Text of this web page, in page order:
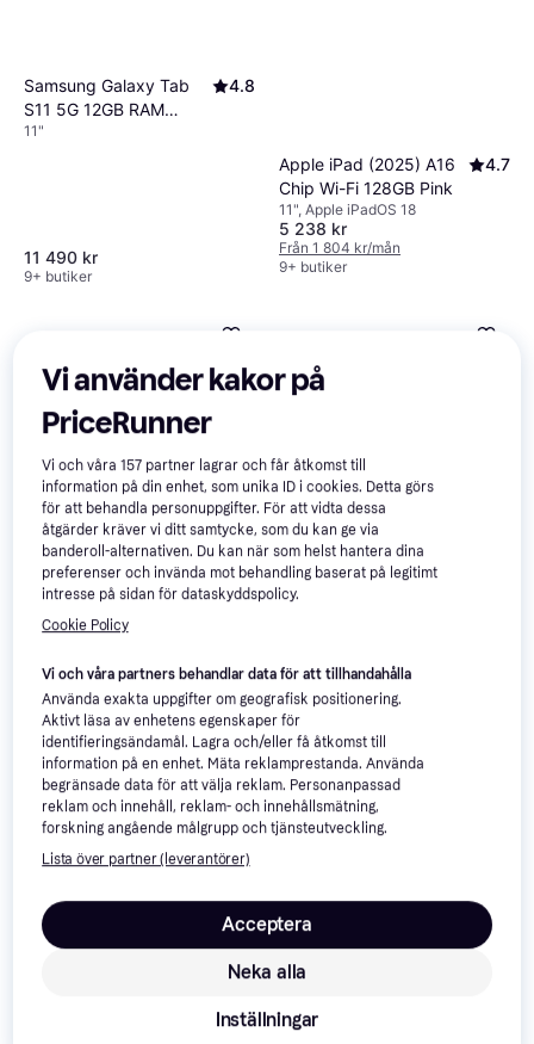
Samsung Galaxy Tab
S11 5G 12GB RAM
256GB Grey
4.8
11"
11 490 kr
9+ butiker
Apple iPad (2025) A16
Chip Wi-Fi 128GB Pink
4.7
11", Apple iPadOS 18
5 238 kr
Från 1 804 kr/mån
9+ butiker
Samsung Galaxy Tab
A11+ WiFi 8GB 256GB
Grey
4.6
11"
3 065 kr
Från 1 056 kr/mån
9+ butiker
Wi-Fi 256 GB Standard
Glass
11", iPadOS 26
13 864 kr
Från 4 776 kr/mån
9+ butiker
Vi använder kakor på
PriceRunner
Vi och våra157 partner lagrar och får åtkomst till
information på din enhet, som unika ID i cookies. Detta görs
för att behandla personuppgifter. För att vidta dessa
åtgärder kräver vi ditt samtycke, som du kan ge via
banderoll-alternativen. Du kan när som helst hantera dina
preferenser och invända mot behandling baserat på legitimt
intresse på sidan för dataskyddspolicy.
Cookie Policy
Vi och våra partners behandlar data för att tillhandahålla
Använda exakta uppgifter om geografisk positionering.
Aktivt läsa av enhetens egenskaper för
identifieringsändamål. Lagra och/eller få åtkomst till
information på en enhet. Mäta reklamprestanda. Använda
begränsade data för att välja reklam. Personanpassad
reklam och innehåll, reklam- och innehållsmätning,
forskning angående målgrupp och tjänsteutveckling.
Lista över partner (leverantörer)
Neka alla
Acceptera
Inställningar